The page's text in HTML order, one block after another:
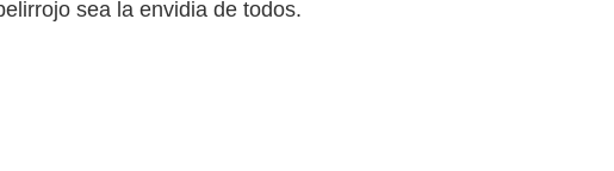
sea la envidia de todos.